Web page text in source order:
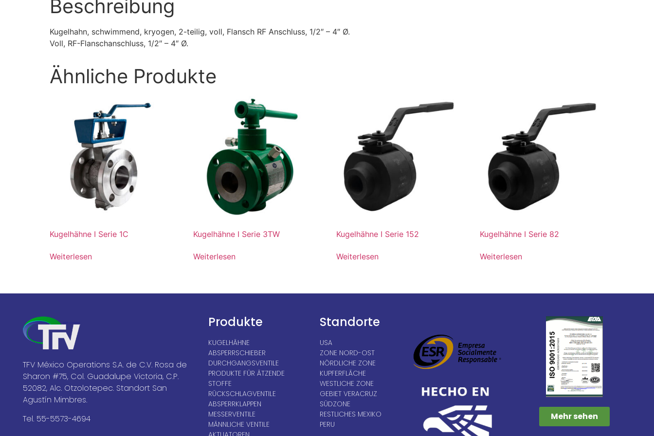
Beschreibung
Kugelhahn, schwimmend, kryogen, 2-teilig, voll, Flansch RF Anschluss, 1/2″ – 4″ Ø.
Voll, RF-Flanschanschluss, 1/2″ – 4″ Ø.
Ähnliche Produkte
Kugelhähne I Serie 1C
Weiterlesen
Kugelhähne I Serie 3TW
Weiterlesen
Kugelhähne I Serie 152
Weiterlesen
Kugelhähne I Serie 82
Weiterlesen
TFV México Operations S.A. de C.V. Rosa de
Sharon #75, Col. Guadalupe Victoria, C.P.
52082, Alc. Otzolotepec. Standort San
Agustín Mimbres.
Tel. 55-5573-4694
Produkte
KUGELHÄHNE
ABSPERRSCHIEBER
DURCHGANGSVENTILE
PRODUKTE FÜR ÄTZENDE
STOFFE
RÜCKSCHLAGVENTILE
ABSPERRKLAPPEN
MESSERVENTILE
MÄNNLICHE VENTILE
Standorte
USA
ZONE NORD-OST
NÖRDLICHE ZONE
KUPFERFLÄCHE
WESTLICHE ZONE
GEBIET VERACRUZ
SÜDZONE
RESTLICHES MEXIKO
PERU
Mehr sehen